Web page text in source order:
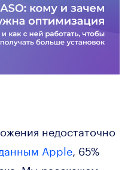
недостаточно
Apple, 65%